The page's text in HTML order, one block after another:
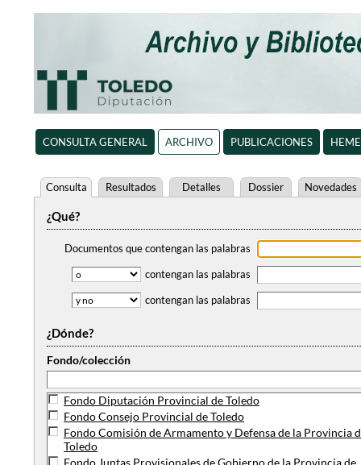
CONSULTA GENERAL ARCHIVO PUBLICACIONES
Consulta Resultados Detalles Dossier Novedades
¿Qué?
Documentos que contengan las palabras
contengan las palabras
contengan las palabras
¿Dónde?
Fondo/colección
Fondo Diputación Provincial de Toledo
Fondo Consejo Provincial de Toledo
Fondo Comisión de Armamento y Defensa de la Provincia
Toledo
Fondo Juntas Provisionales de Gobierno de la Provincia de